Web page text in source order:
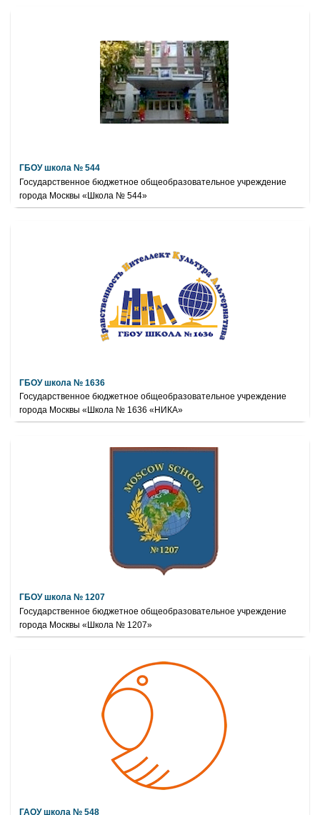
ГБОУ школа № 544
Государственное бюджетное общеобразовательное учреждение
города Москвы «Школа № 544»
ГБОУ школа № 1636
Государственное бюджетное общеобразовательное учреждение
города Москвы «Школа № 1636 «НИКА»
ГБОУ школа № 1207
Государственное бюджетное общеобразовательное учреждение
города Москвы «Школа № 1207»
ГАОУ школа № 548